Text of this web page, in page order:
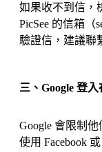
如果收不到信，
PicSee 的信箱（
驗證信，建議聯
三、Google 登
Google 會限制
使用 Facebook